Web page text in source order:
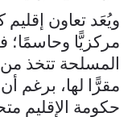
ويُعَد تعاون
مركزيًّا وحاسمًا؛
المسلحة تتخذ
مقرًّا لها، برغم
حكومة الإقليم